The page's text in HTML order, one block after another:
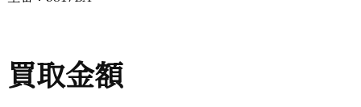
買取金額